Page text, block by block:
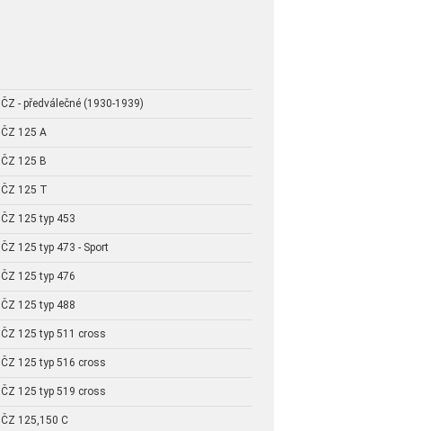
ČZ - předválečné (1930-1939)
ČZ 125 A
ČZ 125 B
ČZ 125 T
ČZ 125 typ 453
ČZ 125 typ 473 - Sport
ČZ 125 typ 476
ČZ 125 typ 488
ČZ 125 typ 511 cross
ČZ 125 typ 516 cross
ČZ 125 typ 519 cross
ČZ 125,150 C